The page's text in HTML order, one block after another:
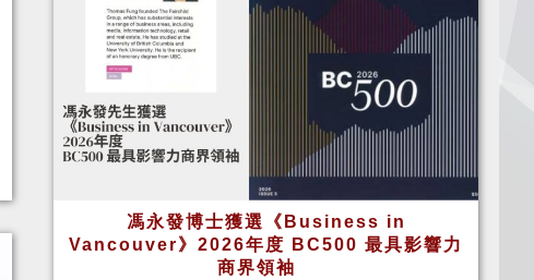
馮永發博士獲選《Business in
Vancouver》2026年度 BC500 最具影響力
商界領袖